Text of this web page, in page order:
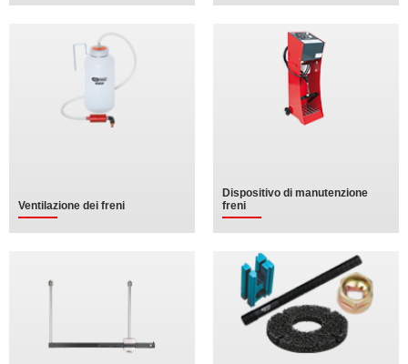
Ventilazione dei freni
Dispositivo di manutenzione
freni